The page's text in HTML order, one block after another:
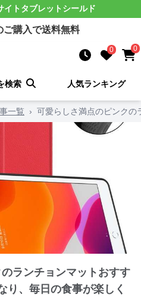
イト タブレットシールド
ご購入で送料無料
0 0
検索 人気ランキング
一覧 › 可愛らしさ満点のピンクの
ランチョンマットおすす
り、毎日の食事が楽しく